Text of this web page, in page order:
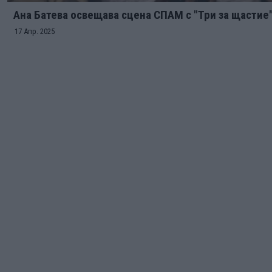
Ана Батева освещава сцена СПАМ с "Три за
17 Апр. 2025